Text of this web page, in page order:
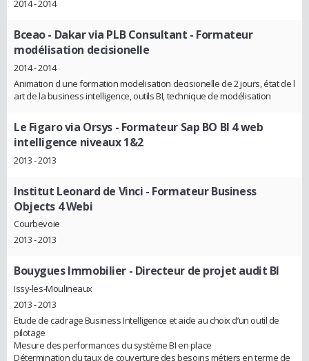
2014 - 2014
Bceao - Dakar via PLB Consultant - Formateur
modélisation decisionelle
2014 - 2014
Animation d une formation modelisation decisionelle de 2 jours, état de l
art de la business intelligence, outils BI, technique de modélisation
Le Figaro via Orsys - Formateur Sap BO BI 4 web
intelligence niveaux 1&2
2013 - 2013
Institut Leonard de Vinci - Formateur Business
Objects 4 Webi
Courbevoie
2013 - 2013
Bouygues Immobilier - Directeur de projet audit BI
Issy-les-Moulineaux
2013 - 2013
Etude de cadrage Business Intelligence et aide au choix d’un outil de
pilotage
Mesure des performances du système BI en place
Détermination du taux de couverture des besoins métiers en terme de